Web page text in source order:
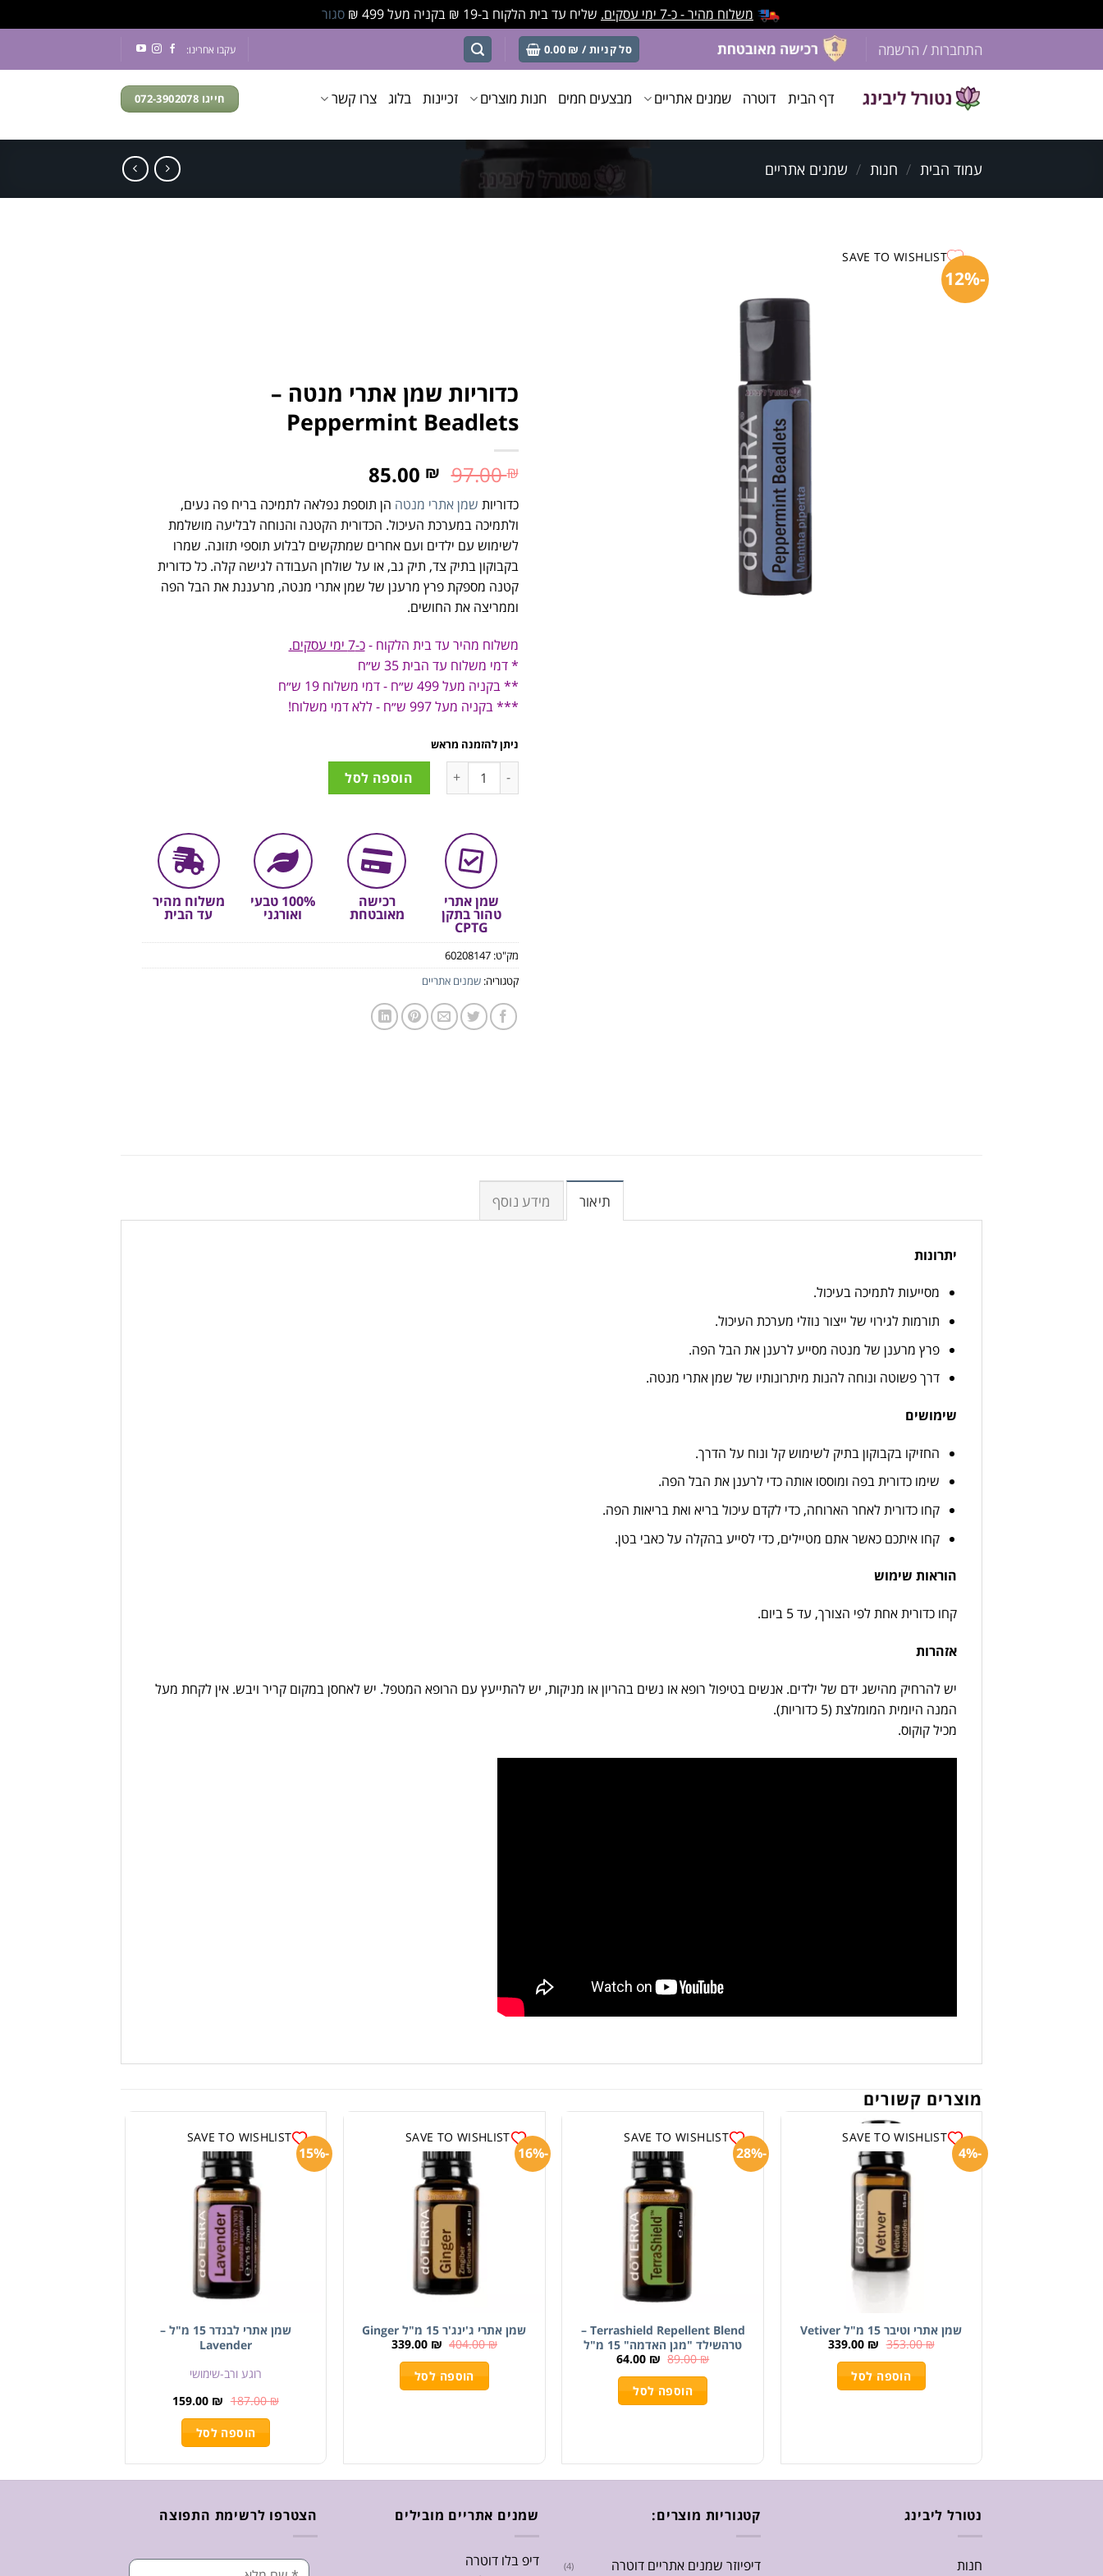
משלוח מהיר - כ-7 ימי עסקים. שליח עד בית הלקוח ב-19 ₪ בקניה מעל 499 ₪ סגור
התחברות / הרשמה סל קניות / 0.00 ₪ עקבו אחרינו:
דף הבית דוטרה שמנים אתריים מבצעים חמים חנות מוצרים זכיינות בלוג צרו קשר חייגו 072-3902078
עמוד הבית / חנות / שמנים אתריים
SAVE TO WISHLIST
-12%
כדוריות שמן אתרי מנטה –
Peppermint Beadlets
97.00₪
85.00 ₪
כדוריות שמן אתרי מנטה הן תוספת נפלאה לתמיכה בריח פה נעים,
ולתמיכה במערכת העיכול. הכדורית הקטנה והנוחה לבליעה מושלמת
לשימוש עם ילדים ועם אחרים שמתקשים לבלוע תוספי תזונה. שמרו
בקבוקון בתיק צד, תיק גב, או על שולחן העבודה לגישה קלה. כל כדורית
קטנה מספקת פרץ מרענן של שמן אתרי מנטה, מרעננת את הבל הפה
וממריצה את החושים.
משלוח מהיר עד בית הלקוח -כ-7 ימי עסקים.
* דמי משלוח עד הבית 35 ש״ח
** בקניה מעל 499 ש״ח - דמי משלוח 19 ש״ח
*** בקניה מעל 997 ש״ח - ללא דמי משלוח!
ניתן להזמנה מראש
הוספה לסל
שמן אתרי
טהור בתקן
CPTG
רכישה
מאובטחת
100% טבעי
ואורגני
משלוח מהיר
עד הבית
מק"ט:60208147
קטגוריה:שמנים אתריים
תיאור מידע נוסף
יתרונות
מסייעות לתמיכה בעיכול.
תורמות לגירוי של ייצור נוזלי מערכת העיכול.
פרץ מרענן של מנטה מסייע לרענן את הבל הפה.
דרך פשוטה ונוחה להנות מיתרונותיו של שמן אתרי מנטה.
שימושים
החזיקו בקבוקון בתיק לשימוש קל ונוח על הדרך.
שימו כדורית בפה ומוססו אותה כדי לרענן את הבל הפה.
קחו כדורית לאחר הארוחה, כדי לקדם עיכול בריא ואת בריאות הפה.
קחו איתכם כאשר אתם מטיילים, כדי לסייע בהקלה על כאבי בטן.
הוראות שימוש
קחו כדורית אחת לפי הצורך, עד 5 ביום.
אזהרות
יש להרחיק מהישג ידם של ילדים. אנשים בטיפול רופא או נשים בהריון או מניקות, יש להתייעץ עם הרופא המטפל. יש לאחסן במקום קריר ויבש. אין לקחת מעל
המנה היומית המומלצת (5 כדוריות).
מכיל קוקוס.
מוצרים קשורים
SAVE TO WISHLIST
-4%
שמן אתרי וטיבר 15 מ"ל Vetiver
353.00₪
339.00 ₪
הוספה לסל
SAVE TO WISHLIST
-28%
Terrashield Repellent Blend –
טרהשילד "מגן האדמה" 15 מ"ל
89.00₪
64.00 ₪
הוספה לסל
SAVE TO WISHLIST
-16%
שמן אתרי ג'ינג'ר 15 מ"ל Ginger
404.00₪
339.00 ₪
הוספה לסל
SAVE TO WISHLIST
-15%
שמן אתרי לבנדר 15 מ"ל –
Lavender
רוגע ורב-שימושי
187.00₪
159.00 ₪
הוספה לסל
נטורל ליבינג
חנות
קטגוריות מוצרים:
דיפיוזר שמנים אתריים דוטרה (4)
שמנים אתריים מובילים
דיפ בלו דוטרה
הצטרפו לרשימת התפוצה